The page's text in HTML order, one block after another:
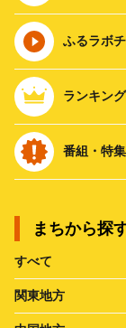
ふるラボ
ランキン
番組・特
まちから探
すべて
関東地方